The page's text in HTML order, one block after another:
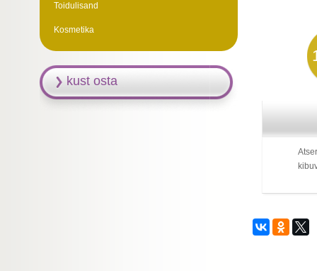
Toidulisand
Kosmetika
kust osta